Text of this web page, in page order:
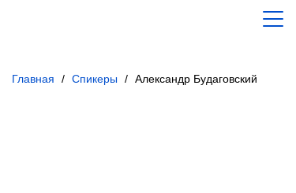
Главная / Спикеры / Александр Будаговский